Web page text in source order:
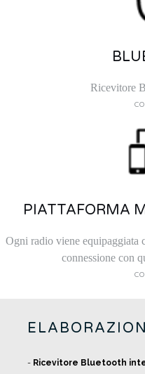
Ricevitore
PIATTAFORMA
Ogni radio viene equipaggiata
connessione con
- Ricevitore Bluetooth